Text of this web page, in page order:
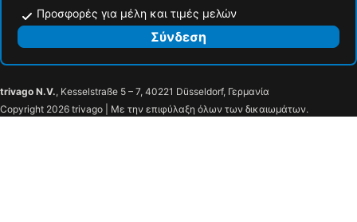
Προσφορές για μέλη και τιμές μελών
Σύνδεση
trivago N.V., Kesselstraße 5 – 7, 40221 Düsseldorf, Γερμανία
Copyright 2026 trivago | Με την επιφύλαξη όλων των δικαιωμάτων.